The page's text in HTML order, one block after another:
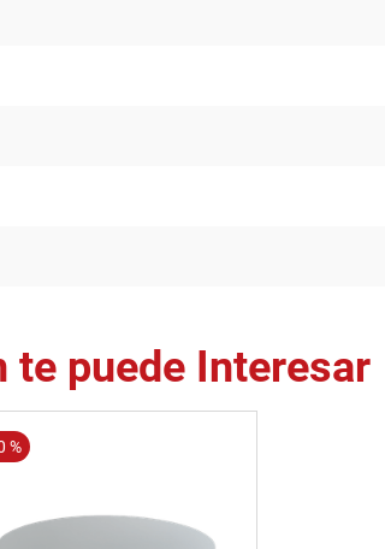
te puede Interesar
%